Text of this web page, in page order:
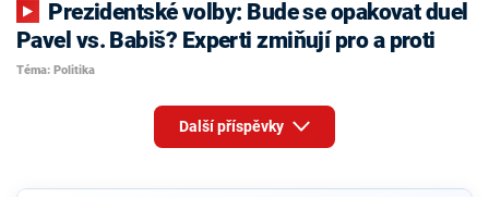
Pavel vs. Babiš? Experti zmiňují pro a proti
Téma: Politika
Další příspěvky